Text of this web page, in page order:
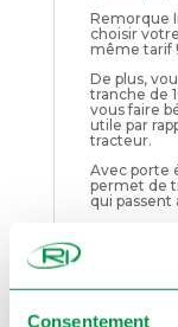
Consentement
Remorque
choisir
même tarif !
De plus,
tranche de
vous faire
utile par
tracteur.
Avec porte
permet de
qui passent
circulation
voiture,